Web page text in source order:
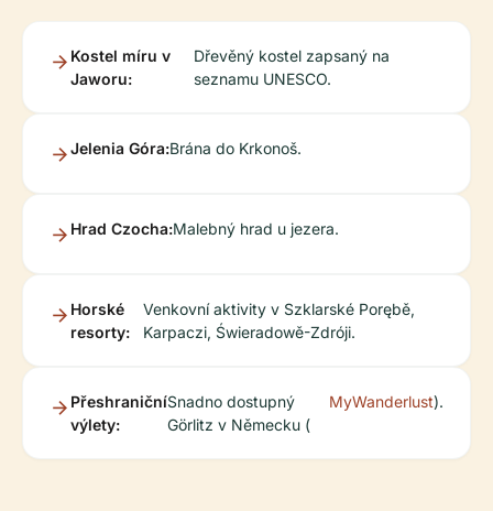
Kostel míru v
Jaworu:
Dřevěný kostel zapsaný na
seznamu UNESCO.
Jelenia Góra:Brána do Krkonoš.
Hrad Czocha:Malebný hrad u jezera.
Horské
resorty:
Venkovní aktivity v Szklarské Porębě,
Karpaczi, Świeradowě-Zdróji.
Přeshraniční
výlety:
Snadno dostupný
Görlitz v Německu (
MyWanderlust).